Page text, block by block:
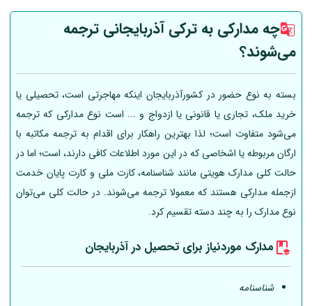
چه مدارکی به ترکی آذربایجانی ترجمه
می‌شوند؟
بسته به نوع حضور در کشورآذربایجان اینکه مهاجرتی است، تحصیلی یا
خرید ملک، تجاری یا قانونی یا ازدواج و ... است نوع مدارکی که ترجمه
می‌شود متفاوت است؛ لذا بهترین راهکار برای اقدام به ترجمه مکاتبه با
ارگان مربوطه یا اشخاصی که در این مورد اطلاعات کافی دارند، است؛ اما در
حالت کلی مدارک هویتی مانند شناسنامه، کارت ملی و کارت پایان خدمت
ازجمله مدارکی هستند که معمولا ترجمه می‌شوند. در حالت کلی می‌توان
نوع مدارک را به چند دسته تقسیم کرد.
مدارک موردنیاز برای تحصیل در آذربایجان
شناسنامه